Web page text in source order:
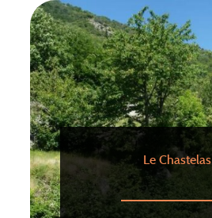
Le Chastelas